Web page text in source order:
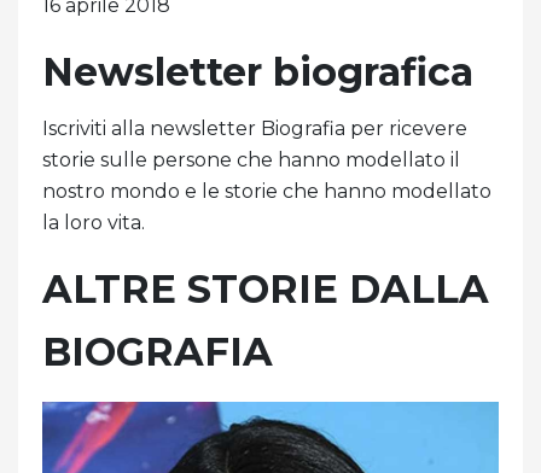
16 aprile 2018
Newsletter biografica
Iscriviti alla newsletter Biografia per ricevere
storie sulle persone che hanno modellato il
nostro mondo e le storie che hanno modellato
la loro vita.
ALTRE STORIE DALLA
BIOGRAFIA